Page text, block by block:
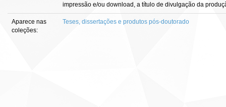
impressão e/ou download, a título de divulgação da
Aparece nas
coleções:
Teses, dissertações e produtos pós-doutorado